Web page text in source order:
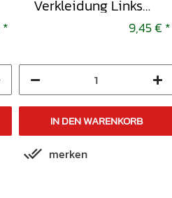
*
Verkleidung Links
Suzuki GSX-R 600 x-
9,45 € *
IN DEN WARENKORB
merken